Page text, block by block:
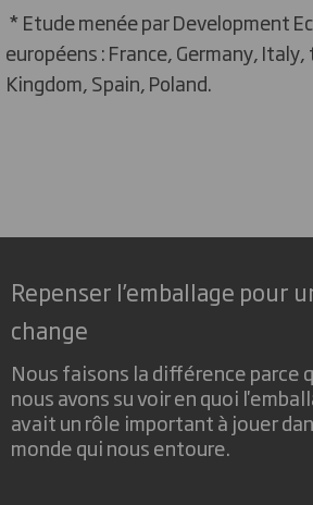
* Etude menée par Development
européens : France, Germany, Italy,
Kingdom, Spain,Poland.
Repenser l’emballage pour
change
Nous faisons la différence parce
nous avons su voir en quoi
avait un rôle important à jouer
monde qui nous entoure.